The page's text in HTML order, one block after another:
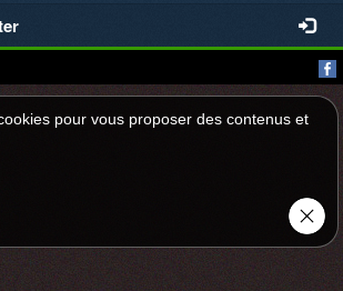
pour vous proposer des contenus et